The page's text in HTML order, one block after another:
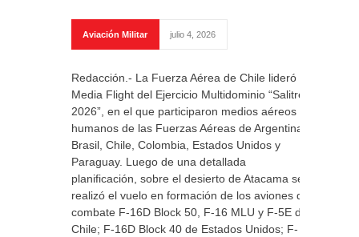
Aviación Militar julio 4, 2026
Redacción.- La Fuerza Aérea de Chile lideró el
Media Flight del Ejercicio Multidominio “Salitre
2026”, en el que participaron medios aéreos y
humanos de las Fuerzas Aéreas de Argentina,
Brasil, Chile, Colombia, Estados Unidos y
Paraguay. Luego de una detallada
planificación, sobre el desierto de Atacama se
realizó el vuelo en formación de los aviones de
combate F-16D Block 50, F-16 MLU y F-5E de
Chile; F-16D Block 40 de Estados Unidos; F-